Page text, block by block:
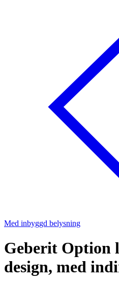
Med inbyggd belysning
Geberit Option
design, med